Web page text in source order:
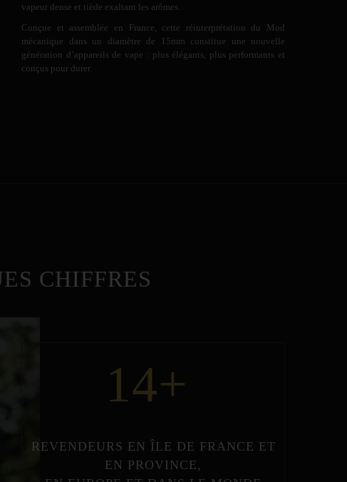
vapeur dense et tiède exaltant les arômes.
Conçue et assemblée en France, cette réinterprétation du Mod
mécanique dans un diamètre de 15mm constitue une nouvelle
génération d’appareils de vape : plus élégants, plus performants et
conçus pour durer.
CHIFFRES
14+
REVENDEURS EN ÎLE DE FRANCE ET
EN PROVINCE,